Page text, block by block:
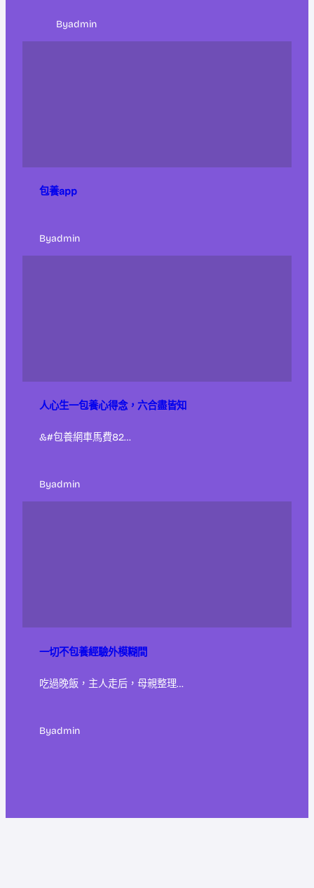
Byadmin
包養app
Byadmin
人心生一包養心得念，六合盡皆知
&#包養網車馬費82…
Byadmin
一切不包養經驗外模糊間
吃過晚飯，主人走后，母親整理…
Byadmin